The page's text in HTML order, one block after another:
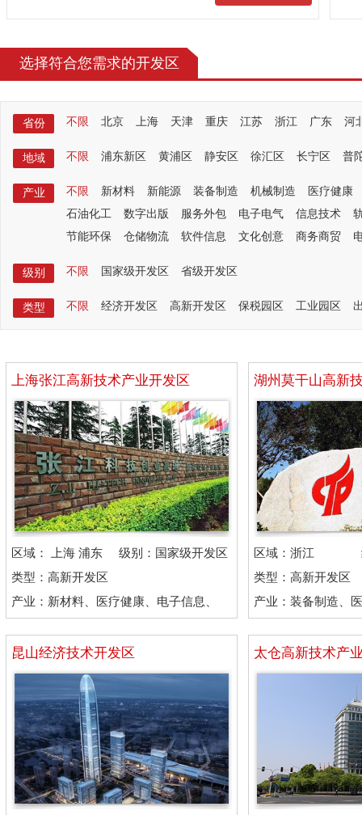
选择符合您需求的开发区
省份 不限 北京 上海 天津 重庆 江苏 浙江 广东 河
地域 不限 浦东新区 黄浦区 静安区 徐汇区 长宁区 普
产业 不限 新材料 新能源 装备制造 机械制造
医疗健康
石油化工
数字出版 服务外包 电子电气 信息技术
节能环保
仓储物流 软件信息 文化创意 商务商贸
级别 不限 国家级开发区 省级开发区
类型 不限 经济开发区 高新开发区 保税园区 工业园区
上海张江高新技术产业开发区
区域： 上海 浦东
新区
级别：国家级开发区
类型：高新开发区
产业：新材料、医疗健康、电子信息、
信息技术
湖州莫干山高新
区域：浙江
类型：高新开发区
产业：装备制造、
术、通用航空
昆山经济技术开发区 太仓高新技术产